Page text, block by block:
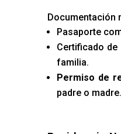
Documentación
Pasaporte
Certificado
familia.
Permiso de
padre o madre.